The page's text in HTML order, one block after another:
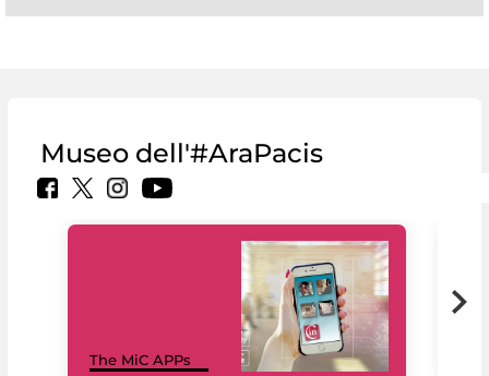
Museo dell'#AraPacis
The MiC APPs